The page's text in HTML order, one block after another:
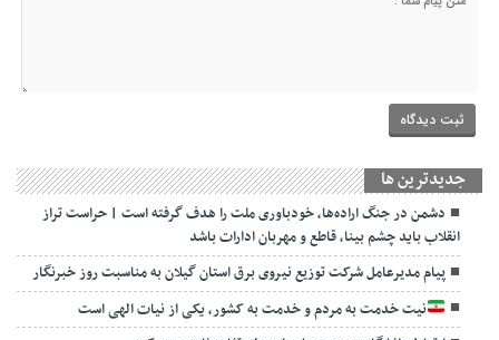
جديدترين ها
دشمن در جنگ اراده‌ها، خودباوری ملت را هدف گرفته است | حراست تراز
انقلاب باید چشم بینا، قاطع و مهربان ادارات باشد
پیام مدیرعامل شرکت توزیع نیروی برق استان گیلان به مناسبت روز خبرنگار ‌
نیت خدمت به مردم و خدمت به کشور، یکی از نیات الهی است